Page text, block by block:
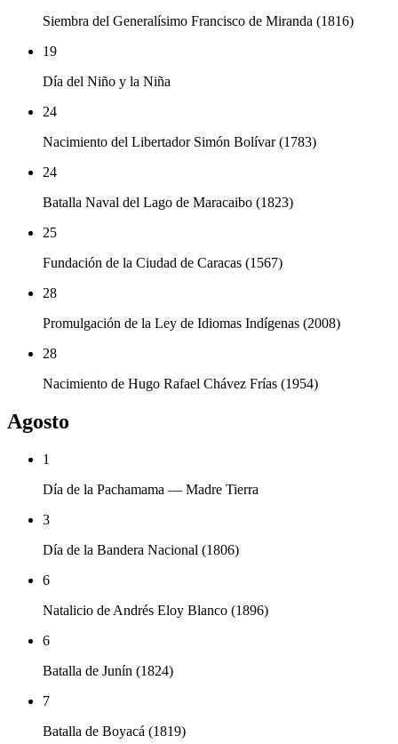
Siembra del Generalísimo Francisco de Miranda (1816)
19
Día del Niño y la Niña
24
Nacimiento del Libertador Simón Bolívar (1783)
24
Batalla Naval del Lago de Maracaibo (1823)
25
Fundación de la Ciudad de Caracas (1567)
28
Promulgación de la Ley de Idiomas Indígenas (2008)
28
Nacimiento de Hugo Rafael Chávez Frías (1954)
Agosto
1
Día de la Pachamama — Madre Tierra
3
Día de la Bandera Nacional (1806)
6
Natalicio de Andrés Eloy Blanco (1896)
6
Batalla de Junín (1824)
7
Batalla de Boyacá (1819)